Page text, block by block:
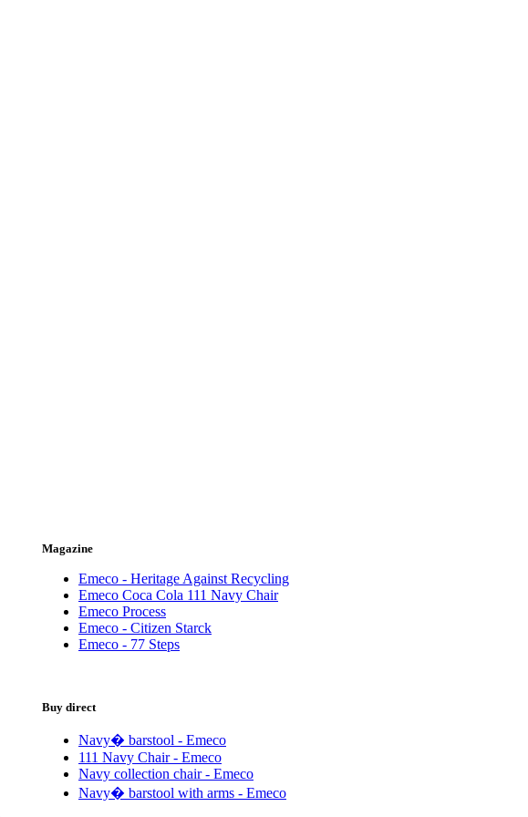
Magazine
Emeco - Heritage Against Recycling
Emeco Coca Cola 111 Navy Chair
Emeco Process
Emeco - Citizen Starck
Emeco - 77 Steps
Buy direct
Navy� barstool - Emeco
111 Navy Chair - Emeco
Navy collection chair - Emeco
Navy� barstool with arms - Emeco